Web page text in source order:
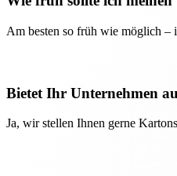
Am besten so früh wie möglich –
Bietet Ihr Unternehmen
Ja, wir stellen Ihnen gerne